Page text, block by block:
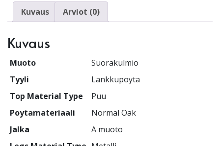
Kuvaus Arviot (0)
Kuvaus
Muoto
Suorakulmio
Tyyli
Lankkupoyta
Top Material Type
Puu
Poytamateriaali
Normal Oak
Jalka
A muoto